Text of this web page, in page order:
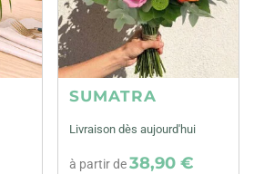
SUMATRA
Livraison dès aujourd'hui
à partir de38,90 €